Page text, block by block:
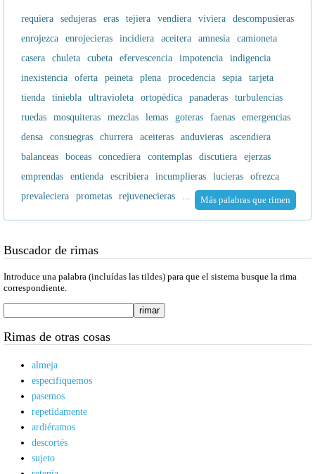
requiera sedujeras eras tejiera vendiera viviera
descompusieras
enrojezca
enrojecieras incidiera aceitera amnesia
camioneta
casera
chuleta cubeta efervescencia impotencia
indigencia
inexistencia
oferta peineta plena procedencia sepia
tarjeta
tienda
tiniebla ultravioleta ortopédica panaderas
turbulencias
ruedas
mosquiteras mezclas lemas goteras faenas
emergencias
densa
consuegras churrera aceiteras anduvieras
ascendiera
balanceas
boceas concediera contemplas discutiera
ejerzas
emprendas
entienda escribiera incumplieras lucieras
ofrezca
prevaleciera
prometas rejuvenecieras ... Más palabras que rimen
Buscador de rimas
Introduce una palabra (incluídas las tildes) para que el sistema busque la rima
correspondiente.
Rimas de otras cosas
almeja
especifiquemos
pasemos
repetidamente
ardiéramos
descortés
sujeto